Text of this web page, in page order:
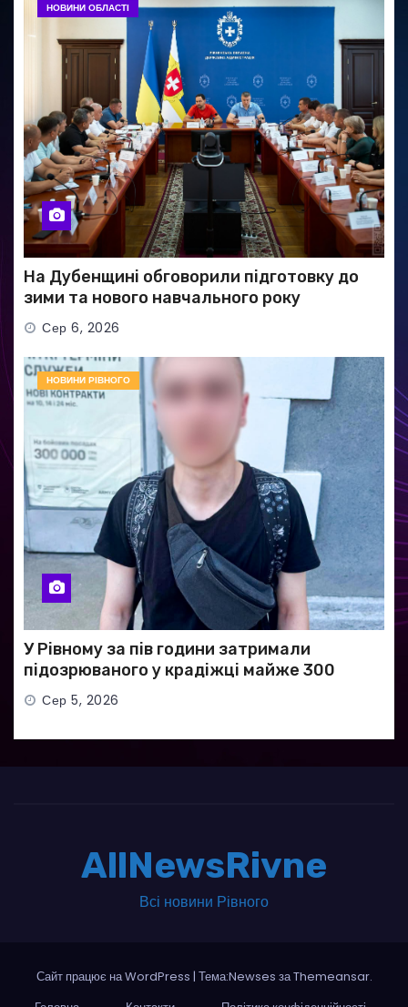
НОВИНИ ОБЛАСТІ
На Дубенщині обговорили підготовку до
зими та нового навчального року
Сер 6, 2026
НОВИНИ РІВНОГО
У Рівному за пів години затримали
підозрюваного у крадіжці майже 300
тисяч гривень
Сер 5, 2026
AllNewsRivne
Всі новини Рівного
Сайт працює на WordPress | Тема:Newses заThemeansar.